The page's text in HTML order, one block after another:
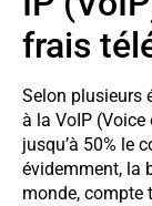
frais
Selon plusieurs
à la VoIP
jusqu’à 50% le
évidemment, la
monde, compte